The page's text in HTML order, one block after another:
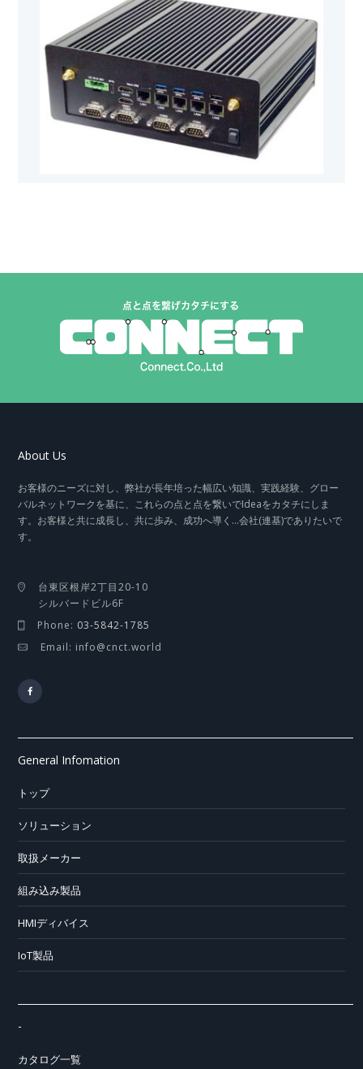
About Us
お客様のニーズに対し、弊社が長年培った幅広い知識、実践経験、グロー
バルネットワークを基に、これらの点と点を繋いでIdeaをカタチにしま
す。お客様と共に成長し、共に歩み、成功へ導く…会社(連基)でありたいで
す。
台東区根岸2丁目20-10
シルバードビル6F
Phone: 03-5842-1785
Email: info@cnct.world
General Infomation
トップ
ソリューション
取扱メーカー
組み込み製品
HMIディバイス
IoT製品
-
カタログ一覧